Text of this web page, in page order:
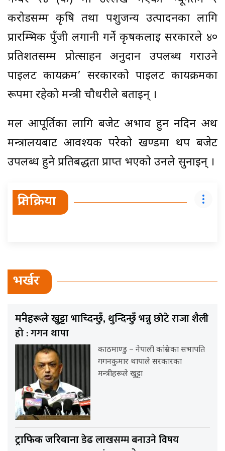
करोडसम्म कृषि तथा पशुजन्य उत्पादनका लागि
प्रारम्भिक पुँजी लगानी गर्ने कृषकलाई सरकारले ४०
प्रतिशतसम्म प्रोत्साहन अनुदान उपलब्ध गराउने
पाइलट कार्यक्रम’ सरकारको पाइलट कार्यक्रमका
रूपमा रहेको मन्त्री चौधरीले बताइन् ।
मल आपूर्तिका लागि बजेट अभाव हुन नदिन अर्थ
मन्त्रालयबाट आवश्यक परेको खण्डमा थप बजेट
उपलब्ध हुने प्रतिबद्धता प्राप्त भएको उनले सुनाइन् ।
प्रतिक्रिया
भर्खर
मन्त्रीहरूले खुट्टाभाच्दिन्छुँ, थुन्दिन्छुँ भन्नु छोटे राजा शैली
हो : गगन थापा
काठमाण्डु – नेपाली कांग्रेसका सभापति
गगनकुमार थापाले सरकारका
मन्त्रीहरूले खुट्टा
ट्राफिक जरिवानाडेढ लाखसम्म बनाउने विषय